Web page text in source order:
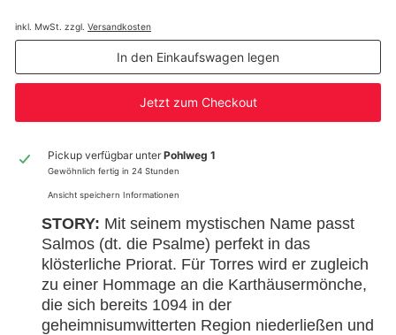
inkl. MwSt. zzgl. Versandkosten
In den Einkaufswagen legen
Jetzt zum Checkout
Pickup verfügbar unter Pohlweg 1
Gewöhnlich fertig in 24 Stunden
Ansicht speichern Informationen
STORY: Mit seinem mystischen Name passt
Salmos (dt. die Psalme) perfekt in das
klösterliche Priorat. Für Torres wird er zugleich
zu einer Hommage an die Karthäusermönche,
die sich bereits 1094 in der
geheimnisumwitterten Region niederließen und